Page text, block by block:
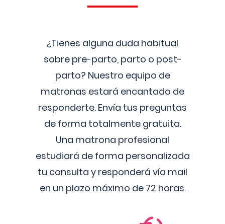
¿Tienes alguna duda habitual
sobre pre-parto, parto o post-
parto? Nuestro equipo de
matronas estará encantado de
responderte. Envía tus preguntas
de forma totalmente gratuita.
Una matrona profesional
estudiará de forma personalizada
tu consulta y responderá vía mail
en un plazo máximo de 72 horas.